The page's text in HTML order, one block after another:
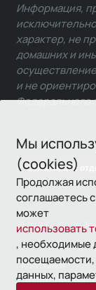
Мы
(cookies)
Продолжая
соглашаетесь
может
использовать
, необходимые
посещаемости,
данных,
Связаться с
Информация,
характер, не
домашних и
и не
Федерального
© 1993—2026
Политика